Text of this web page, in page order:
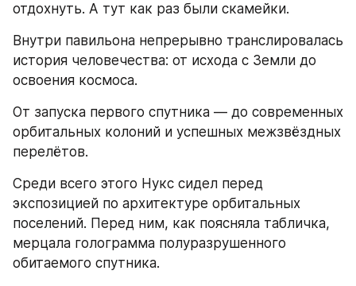
отдохнуть. А тут как раз были скамейки.
Внутри павильона непрерывно транслировалась
история человечества: от исхода с Земли до
освоения космоса.
От запуска первого спутника — до современных
орбитальных колоний и успешных межзвёздных
перелётов.
Среди всего этого Нукс сидел перед
экспозицией по архитектуре орбитальных
поселений. Перед ним, как поясняла табличка,
мерцала голограмма полуразрушенного
обитаемого спутника.